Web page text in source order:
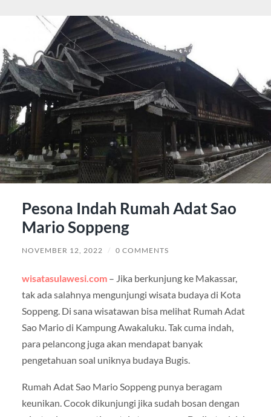
Pesona Indah Rumah Adat Sao
Mario Soppeng
NOVEMBER 12, 2022 / 0 COMMENTS
wisatasulawesi.com– Jika berkunjung ke Makassar,
tak ada salahnya mengunjungi wisata budaya di Kota
Soppeng. Di sana wisatawan bisa melihat Rumah Adat
Sao Mario di Kampung Awakaluku. Tak cuma indah,
para pelancong juga akan mendapat banyak
pengetahuan soal uniknya budaya Bugis.
Rumah Adat Sao Mario Soppeng punya beragam
keunikan. Cocok dikunjungi jika sudah bosan dengan